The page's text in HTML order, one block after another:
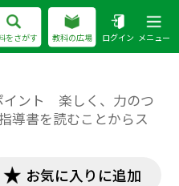
をさがす 教科の広場 ログイン メニュー
イント 楽しく、力のつ
導書を読むことからス
お気に入りに追加